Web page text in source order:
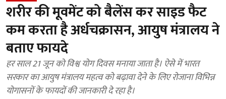
शरीर की मूवमेंट को बैलेंस कर साइड फैट
कम करता है अर्धचक्रासन, आयुष मंत्रालय ने
बताए फायदे
हर साल 21 जून को विश्व योग दिवस मनाया जाता है। ऐसे में भारत
सरकार का आयुष मंत्रालय महत्व को बढ़ावा देने के लिए रोजाना विभिन्न
योगासनों के फायदों की जानकारी दे रहा है।